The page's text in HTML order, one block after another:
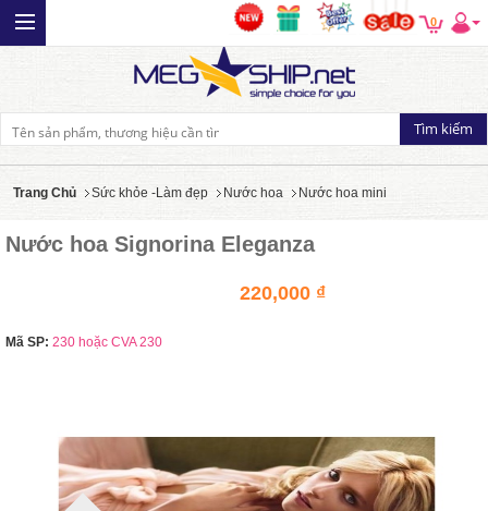
0
Trang Chủ Sức khỏe -Làm đẹp Nước hoa Nước hoa mini
Nước hoa Signorina Eleganza
220,000 ₫
Mã SP: 230 hoặc CVA 230